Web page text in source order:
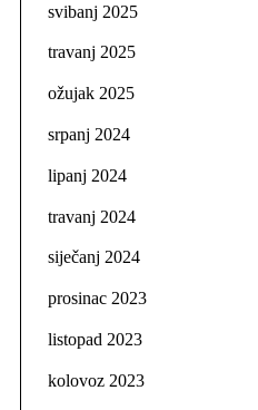
svibanj 2025
travanj 2025
ožujak 2025
srpanj 2024
lipanj 2024
travanj 2024
siječanj 2024
prosinac 2023
listopad 2023
kolovoz 2023